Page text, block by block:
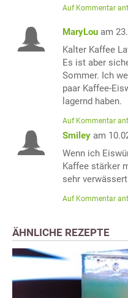
Auf Kommentar
MaryLou am
Kalter Kaffee
Es ist aber
Sommer. Ich
paar Kaffee-
lagernd haben.
Auf Kommentar
Smiley am
Wenn ich
Kaffee stärker
sehr
Auf Kommentar
ÄHNLICHE REZEPTE